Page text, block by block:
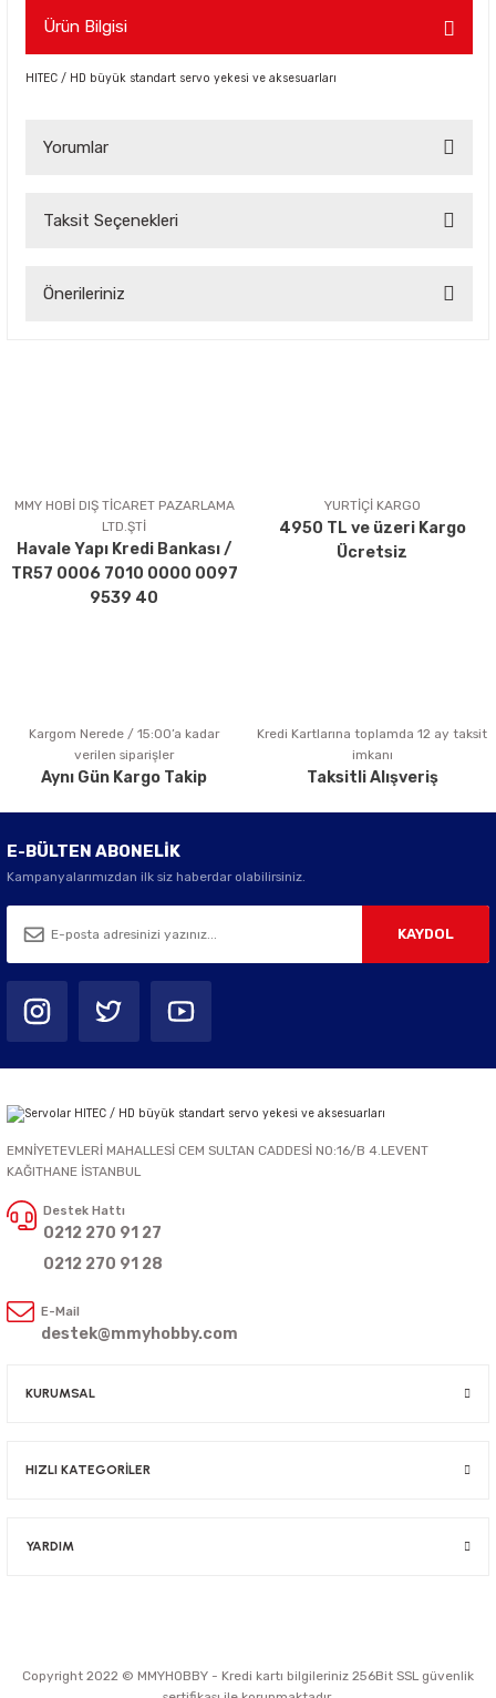
Ürün Bilgisi
HITEC / HD büyük standart servo yekesi ve aksesuarları
Yorumlar
Taksit Seçenekleri
Önerileriniz
Ürün açıklamasında eksik bilgiler bulunuyor.
Ürün bilgilerinde hatalar bulunuyor.
Ürün fiyatı diğer sitelerden daha pahalı.
Bu ürüne benzer farklı alternatifler olmalı.
Gönder
MMY HOBİ DIŞ TİCARET PAZARLAMA
LTD.ŞTİ
Havale Yapı Kredi Bankası /
TR57 0006 7010 0000 0097
9539 40
YURTİÇİ KARGO
4950 TL ve üzeri Kargo
Ücretsiz
Kargom Nerede / 15:00’a kadar
verilen siparişler
Aynı Gün Kargo Takip
Kredi Kartlarına toplamda 12 ay taksit
imkanı
Taksitli Alışveriş
E-BÜLTEN ABONELİK
Kampanyalarımızdan ilk siz haberdar olabilirsiniz.
KAYDOL
EMNİYETEVLERİ MAHALLESİ CEM SULTAN CADDESİ NO:16/B 4.LEVENT
KAĞITHANE İSTANBUL
Destek Hattı
0212 270 91 27
0212 270 91 28
E-Mail
destek@mmyhobby.com
KURUMSAL
HIZLI KATEGORİLER
YARDIM
Copyright 2022 © MMYHOBBY - Kredi kartı bilgileriniz 256Bit SSL güvenlik